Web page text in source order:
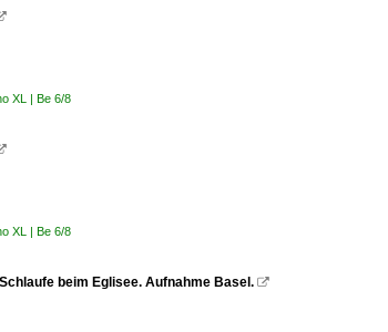
XL | Be 6/8
XL | Be 6/8
beim Eglisee. Aufnahme Basel. 